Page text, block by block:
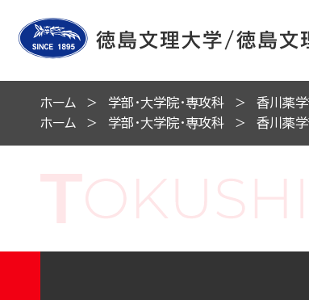
ホーム 学部・大学院・専攻科 香川薬
ホーム
学部・大学院・専攻科 香川薬